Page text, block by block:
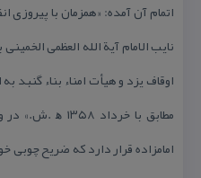
اتمام آن آمده: «همزمان با
نایب الامام آیة الله العظمی
مطابق با